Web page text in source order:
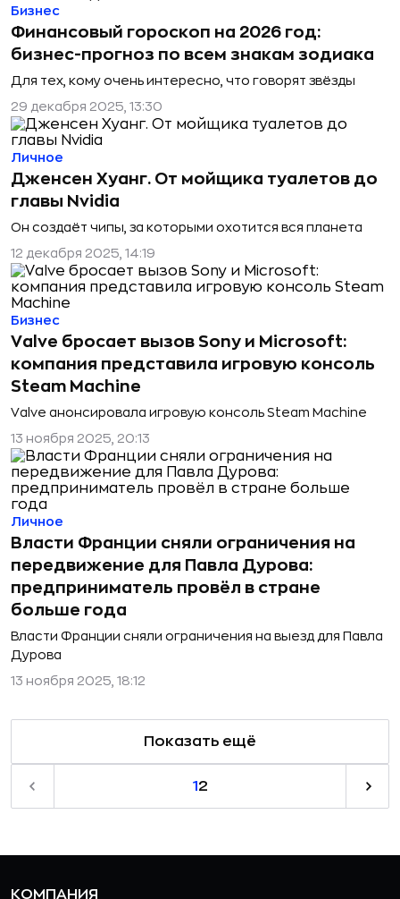
Финансовый гороскоп на 2026 год:
бизнес-прогноз по всем знакам зодиака
Для тех, кому очень интересно, что говорят звёзды
Бизнес
29 декабря 2025, 13:30
Дженсен Хуанг. От мойщика туалетов до
главы Nvidia
Он создаёт чипы, за которыми охотится вся планета
Личное
12 декабря 2025, 14:19
Valve бросает вызов Sony и Microsoft:
компания представила игровую консоль
Steam Machine
Valve анонсировала игровую консоль Steam Machine
Бизнес
13 ноября 2025, 20:13
Власти Франции сняли ограничения на
передвижение для Павла Дурова:
предприниматель провёл в стране
больше года
Власти Франции сняли ограничения на выезд для Павла
Дурова
Личное
13 ноября 2025, 18:12
Показать ещё
1 2
КОМПАНИЯ